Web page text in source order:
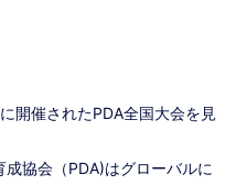
開催されたPDA全国大会を見
協会（PDA)はグローバルに